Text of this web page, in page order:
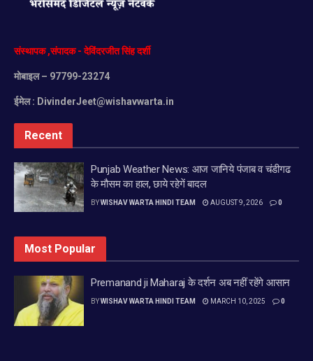
संस्थापक,संपादक-देविंदरजीतसिंहदर्शी
मोबाइल– 97799-23274
ईमेल : DivinderJeet@wishavwarta.in
Recent
Punjab Weather News: आज जानिये पंजाब व चंडीगढ
के मौसम का हाल, छाये रहेगें बादल
BYWISHAV WARTA HINDI TEAM AUGUST 9, 2026 0
Most Popular
Premanand ji Maharaj के दर्शन अब नहीं रहेंगे आसान
BYWISHAV WARTA HINDI TEAM MARCH 10, 2025 0